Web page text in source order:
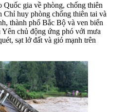
Quốc gia về phòng, chống thiên
Chỉ huy phòng chống thiên tai và
thành phố Bắc Bộ và ven biển
chủ động ứng phó với mưa
sạt lở đất và gió mạnh trên